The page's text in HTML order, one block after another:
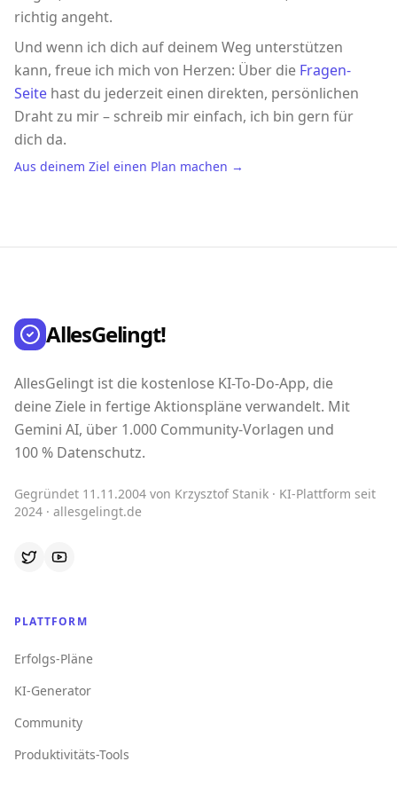
richtig angeht.
Und wenn ich dich auf deinem Weg unterstützen
kann, freue ich mich von Herzen: Über die Fragen-
Seite hast du jederzeit einen direkten, persönlichen
Draht zu mir – schreib mir einfach, ich bin gern für
dich da.
Aus deinem Ziel einen Plan machen →
AllesGelingt!
AllesGelingt ist die kostenlose KI-To-Do-App, die
deine Ziele in fertige Aktionspläne verwandelt. Mit
Gemini AI, über 1.000 Community-Vorlagen und
100 % Datenschutz.
Gegründet 11.11.2004 von Krzysztof Stanik · KI-Plattform seit
2024 · allesgelingt.de
PLATTFORM
Erfolgs-Pläne
KI-Generator
Community
Produktivitäts-Tools